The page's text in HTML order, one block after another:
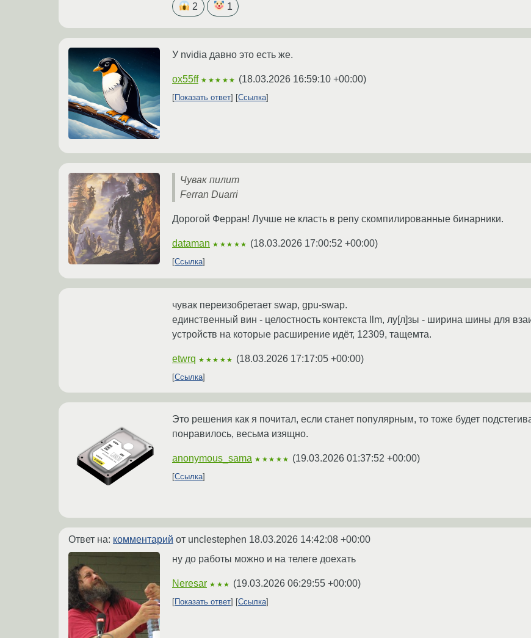
2 1
У nvidia давно это есть же.
ox55ff ★★★★★ (18.03.2026 16:59:10 +00:00)
Показать ответ Ссылка
Чувак пилит
Ferran Duarri
Дорогой Ферран! Лучше не класть в репу скомпилированные бинарники.
dataman ★★★★★ (18.03.2026 17:00:52 +00:00)
Ссылка
чувак переизобретает swap, gpu-swap.
единственный вин - целостность контекста llm, лу[л]зы - ширина шины для
устройств на которые расширение идёт, 12309, тащемта.
etwrq ★★★★★ (18.03.2026 17:17:05 +00:00)
Ссылка
Это решения как я почитал, если станет популярным, то тоже будет
понравилось, весьма изящно.
anonymous_sama ★★★★★ (19.03.2026 01:37:52 +00:00)
Ссылка
Ответ на: комментарий от unclestephen 18.03.2026 14:42:08 +00:00
ну до работы можно и на телеге доехать
Neresar ★★★ (19.03.2026 06:29:55 +00:00)
Показать ответ Ссылка